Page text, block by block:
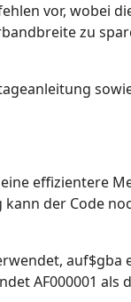
vor, wobei
zu
effizientere
der Code
AF000001 als